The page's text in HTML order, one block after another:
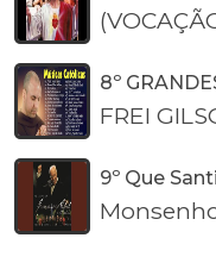
FREI
9º Que